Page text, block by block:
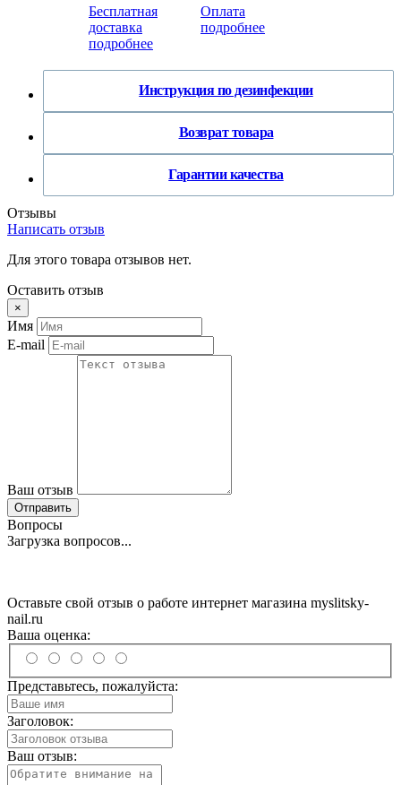
Бесплатная
доставка
подробнее
Оплата
подробнее
Инструкция по дезинфекции
Возврат товара
Гарантии качества
Отзывы
Написать отзыв
Для этого товара отзывов нет.
Оставить отзыв
×
Имя
E-mail
Ваш отзыв
Отправить
Вопросы
Загрузка вопросов...
Оставьте свой отзыв о работе интернет магазина myslitsky-
nail.ru
Ваша оценка:
Представьтесь, пожалуйста:
Заголовок:
Ваш отзыв: